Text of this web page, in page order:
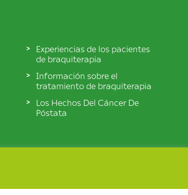
Experiencias de los pacientes
de braquiterapia
Información sobre el
tratamiento de braquiterapia
Los Hechos Del Cáncer De
Póstata